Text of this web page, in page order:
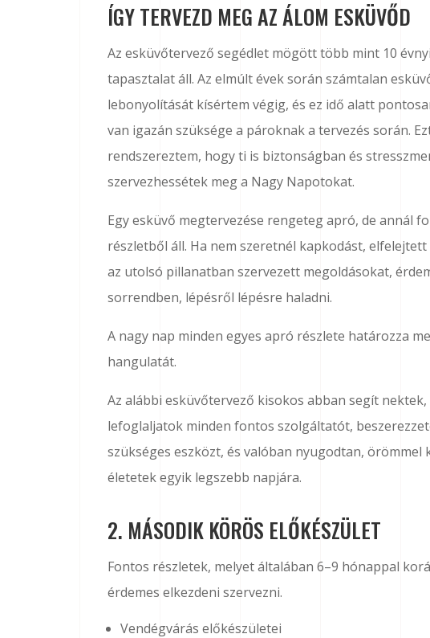
ÍGY TERVEZD MEG AZ ÁLOM ESKÜVŐD
Az esküvőtervező segédlet mögött több mint 10
tapasztalat áll. Az elmúlt évek során számtalan
lebonyolítását kísértem végig, és ez idő alatt
van igazán szüksége a pároknak a tervezés során.
rendszereztem, hogy ti is biztonságban és
szervezhessétek meg a Nagy Napotokat.
Egy esküvő megtervezése rengeteg apró, de annál
részletből áll. Ha nem szeretnél kapkodást,
az utolsó pillanatban szervezett megoldásokat,
sorrendben, lépésről lépésre haladni.
A nagy nap minden egyes apró részlete határozza
hangulatát.
Az alábbi esküvőtervező kisokos abban segít
lefoglaljatok minden fontos szolgáltatót,
szükséges eszközt, és valóban nyugodtan, örömmel
életetek egyik legszebb napjára.
2. MÁSODIK KÖRÖS ELŐKÉSZÜLET
Fontos részletek, melyet általában 6–9 hónappal
érdemes elkezdeni szervezni.
Vendégvárás előkészületei